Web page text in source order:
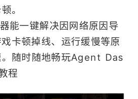
。
能一键解决因网络原因导
卡顿掉线、运行缓慢等原
。随时随地畅玩Agent Das
程